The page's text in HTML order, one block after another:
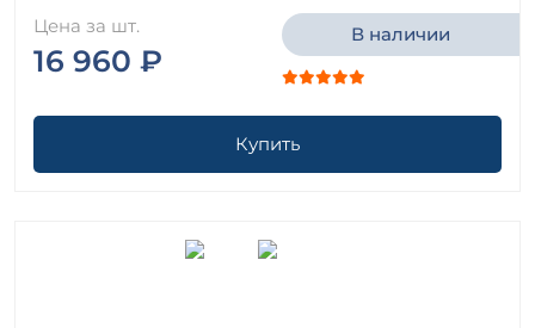
Цена за шт.
16 960 ₽
В наличии
Купить